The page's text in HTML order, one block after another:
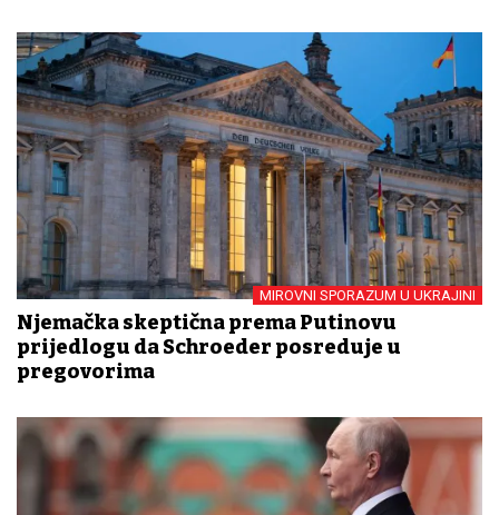
MIROVNI SPORAZUM U UKRAJINI
Njemačka skeptična prema Putinovu
prijedlogu da Schroeder posreduje u
pregovorima